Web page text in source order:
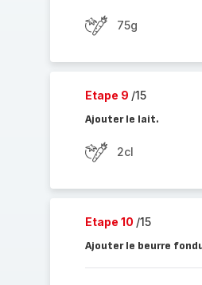
75g
Etape 9 /15
Ajouter le lait.
2cl
Etape 10 /15
Ajouter le beurre